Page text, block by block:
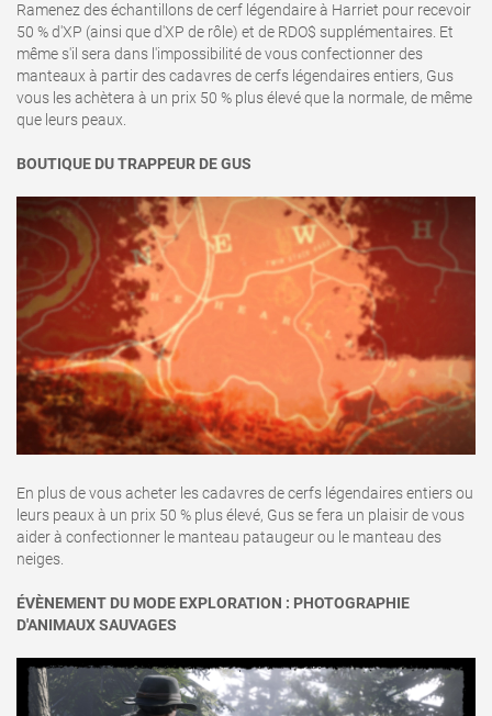
Ramenez des échantillons de cerf légendaire à Harriet pour recevoir
50 % d'XP (ainsi que d'XP de rôle) et de RDO$ supplémentaires. Et
même s'il sera dans l'impossibilité de vous confectionner des
manteaux à partir des cadavres de cerfs légendaires entiers, Gus
vous les achètera à un prix 50 % plus élevé que la normale, de même
que leurs peaux.
BOUTIQUE DU TRAPPEUR DE GUS
En plus de vous acheter les cadavres de cerfs légendaires entiers ou
leurs peaux à un prix 50 % plus élevé, Gus se fera un plaisir de vous
aider à confectionner le manteau pataugeur ou le manteau des
neiges.
ÉVÈNEMENT DU MODE EXPLORATION : PHOTOGRAPHIE
D'ANIMAUX SAUVAGES